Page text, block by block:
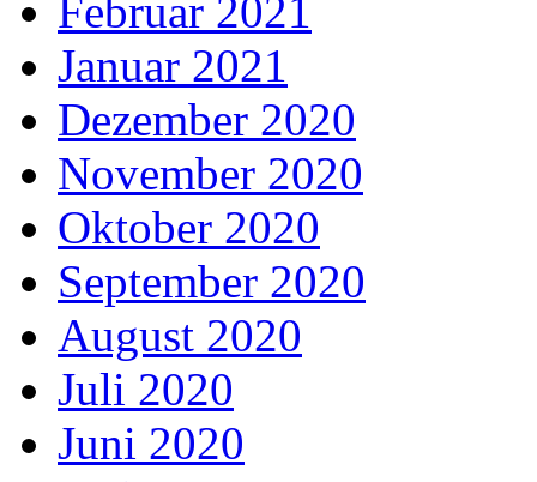
Februar 2021
Januar 2021
Dezember 2020
November 2020
Oktober 2020
September 2020
August 2020
Juli 2020
Juni 2020